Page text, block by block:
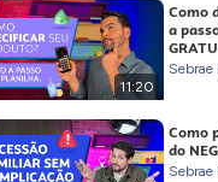
11:20
Como
a
Sebrae
Como
do
Sebrae